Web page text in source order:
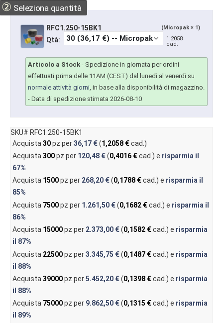
② Seleziona quantità
RFC1.250-15BK1 (Micropak × 1)
Qtà:
1.2058
cad.
Articolo a Stock - Spedizione in giornata per ordini
effettuati prima delle 11AM (CEST) dal lunedì al venerdì su
normale attività giorni, in base alla disponibilità di magazzino.
- Data di spedizione stimata 2026-08-10
SKU# RFC1.250-15BK1
Acquista 30pz per36,17 €(1,2058 €cad.)
Acquista 300pz per 120,48 €(0,4016 €cad.) e risparmia il
67%
Acquista 1500pz per 268,20 €(0,1788 €cad.) e risparmia il
85%
Acquista 7500pz per 1.261,50 €(0,1682 €cad.) e risparmia il
86%
Acquista 15000pz per 2.373,00 €(0,1582 €cad.) e risparmia
il 87%
Acquista 22500pz per3.345,75 €(0,1487 €cad.) e risparmia
il 88%
Acquista 39000pz per5.452,20 €(0,1398 €cad.) e risparmia
il 88%
Acquista 75000pz per 9.862,50 €(0,1315 €cad.) e risparmia
il 89%